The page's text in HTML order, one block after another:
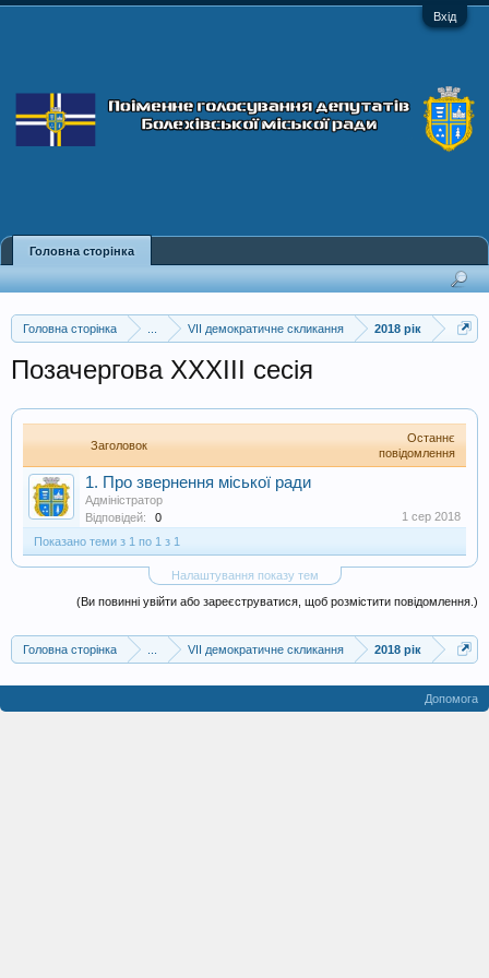
Вхід
Головна сторінка VII демократичне скликання 2018 рік
Позачергова XXXIII сесія
Заголовок
Останнє
повідомлення
1. Про звернення міської ради
Адміністратор
Відповідей:
0
1 сер 2018
Показано теми з 1 по 1 з 1
Налаштування показу тем
(Ви повинні увійти або зареєструватися, щоб розмістити повідомлення.)
Головна сторінка VII демократичне скликання 2018 рік
Головна сторінка
Допомога